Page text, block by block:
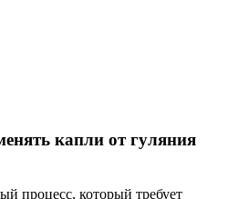
капли от гуляния
процесс, который требует